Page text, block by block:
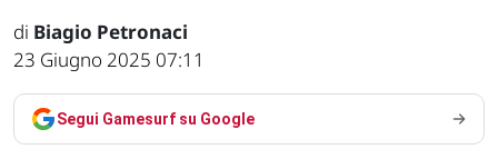
di Biagio Petronaci
23 Giugno 2025 07:11
Segui Gamesurf su Google